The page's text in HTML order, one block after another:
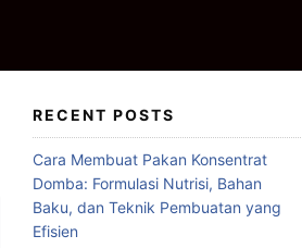
RECENT POSTS
Cara Membuat Pakan Konsentrat
Domba: Formulasi Nutrisi, Bahan
Baku, dan Teknik Pembuatan yang
Efisien